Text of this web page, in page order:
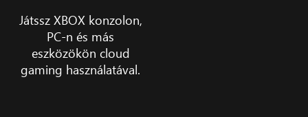
Játssz XBOX konzolon,
PC-n és más
eszközökön cloud
gaming használatával.